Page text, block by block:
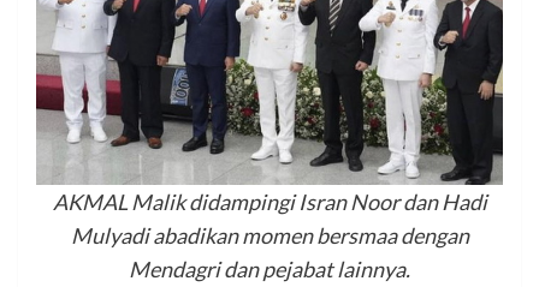
AKMAL Malik didampingi Isran Noor dan Hadi
Mulyadi abadikan momen bersmaa dengan
Mendagri dan pejabat lainnya.